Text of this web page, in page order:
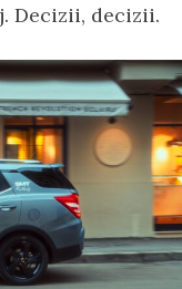
Decizii, decizii.